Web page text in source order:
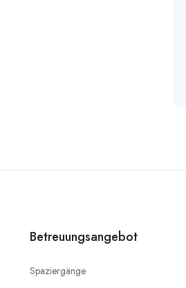
Betreuungsangebot
Spaziergänge